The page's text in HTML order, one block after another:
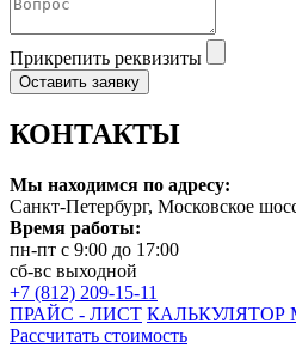
Прикрепить реквизиты
Оставить заявку
КОНТАКТЫ
Мы находимся по адресу:
Санкт-Петербург, Московское
Время работы:
пн-пт с 9:00 до 17:00
сб-вс выходной
+7 (812) 209-15-11
ПРАЙС - ЛИСТ КАЛЬКУЛЯТОР
Рассчитать стоимость